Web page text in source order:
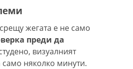
жегата е не само
преди да
визуалният
само няколко минути.